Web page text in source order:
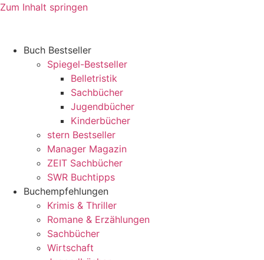
Zum Inhalt springen
Buch Bestseller
Spiegel-Bestseller
Belletristik
Sachbücher
Jugendbücher
Kinderbücher
stern Bestseller
Manager Magazin
ZEIT Sachbücher
SWR Buchtipps
Buchempfehlungen
Krimis & Thriller
Romane & Erzählungen
Sachbücher
Wirtschaft